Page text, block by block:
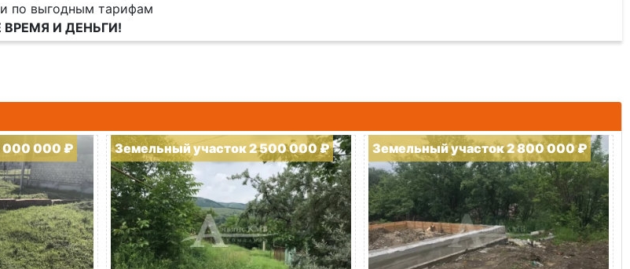
по выгодным тарифам
И ДЕНЬГИ!
000 000 ₽ Земельный участок 2 500 000 ₽ Земельный участок 2 800 000 ₽